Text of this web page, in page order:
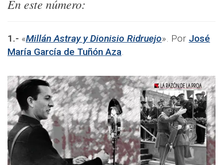
En este número:
1.- «Millán Astray y Dionisio Ridruejo». Por José
María García de Tuñón Aza.